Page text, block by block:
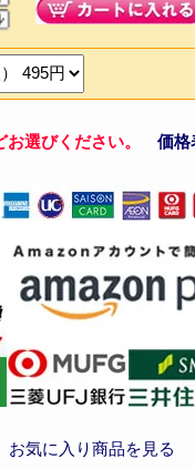
選びください。 価格
お気に入り商品を見る